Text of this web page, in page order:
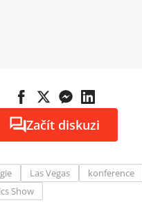
Začít diskuzi
Las Vegas
konference
Show